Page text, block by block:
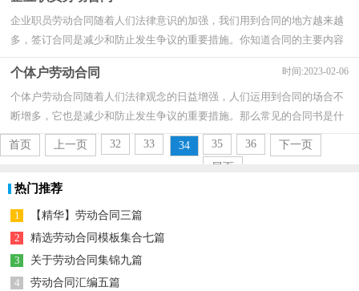
企业职员劳动合同随着人们法律意识的加强，我们用到合同的地方越来越
多，签订合同是减少和防止发生争议的重要措施。你知道合同的主要内容
个体户劳动合同 时间:2023-02-06
个体户劳动合同随着人们法律观念的日益增强，人们运用到合同的场合不
断增多，它也是减少和防止发生争议的重要措施。那么常见的合同书是什
么样的呢？以下是小编收集整理的个体户劳...
首页 上一页 32 33 34 35 36
下一页
尾页
热门推荐
1
【精华】劳动合同三篇
2
精选劳动合同模板集合七篇
3
关于劳动合同集锦九篇
4
劳动合同汇编五篇